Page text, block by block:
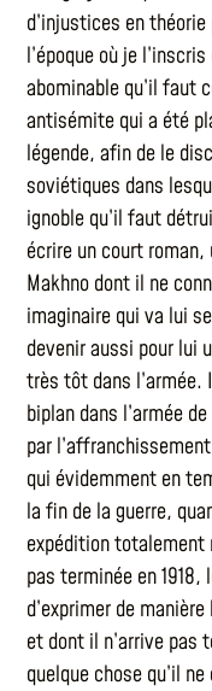
d’injustices en
l’époque où je
abominable qu’il faut
antisémite qui a été
légende, afin de le
soviétiques dans
ignoble qu’il faut
écrire un court roman,
Makhno dont il ne
imaginaire qui va lui
devenir aussi pour lui
très tôt dans l’armée.
biplan dans l’armée
par
qui évidemment en
la fin de la guerre,
expédition totalement
pas terminée en
d’exprimer de
et dont il n’arrive pas
quelque chose qu’il